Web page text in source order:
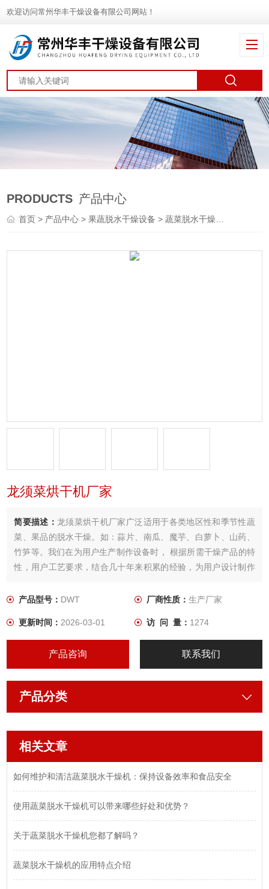
欢迎访问常州华丰干燥设备有限公司网站！
PRODUCTS 产品中心
首页> 产品中心 >果蔬脱水干燥设备 >蔬菜脱水干燥机
龙须菜烘干机厂家
简要描述： 龙须菜烘干机厂家广泛适用于各类地区性和季节性蔬
菜、果品的脱水干燥。如：蒜片、南瓜、魔芋、白萝卜、山药、
竹笋等。我们在为用户生产制作设备时， 根据所需干燥产品的特
性，用户工艺要求，结合几十年来积累的经验，为用户设计制作
产品型号： DWT 厂商性质： 生产厂家
更新时间：2026-03-01 访 问 量： 1274
产品咨询 联系我们
产品分类
相关文章
如何维护和清洁蔬菜脱水干燥机：保持设备效率和食品安全
使用蔬菜脱水干燥机可以带来哪些好处和优势？
关于蔬菜脱水干燥机您都了解吗？
蔬菜脱水干燥机的应用特点介绍